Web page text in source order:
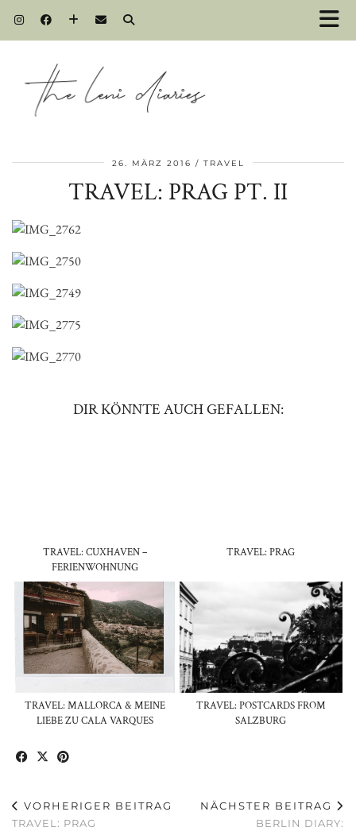
26. MÄRZ 2016 TRAVEL
TRAVEL: PRAG PT. II
DIR KÖNNTE AUCH GEFALLEN:
TRAVEL: CUXHAVEN –
FERIENWOHNUNG
TRAVEL: PRAG
TRAVEL: MALLORCA & MEINE
LIEBE ZU CALA VARQUES
TRAVEL: POSTCARDS FROM
SALZBURG
VORHERIGER BEITRAG
TRAVEL: PRAG
NÄCHSTER BEITRAG
BERLIN DIARY: